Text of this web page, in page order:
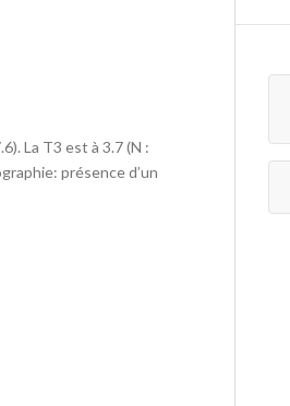
La T3 est à 3.7 (N :
présence d’un